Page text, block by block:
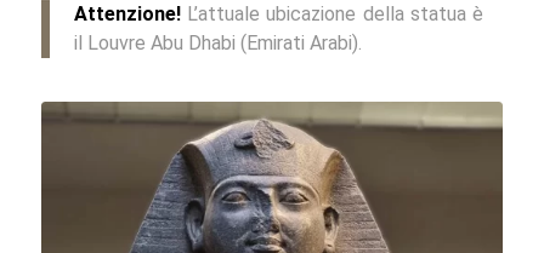
Attenzione!L’attuale ubicazione della statua è
il Louvre Abu Dhabi (Emirati Arabi).